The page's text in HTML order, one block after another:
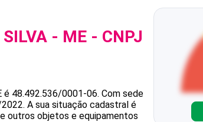
- ME - CNPJ
é 48.492.536/0001-06. Com sede
A sua situação cadastral é
outros objetos e equipamentos